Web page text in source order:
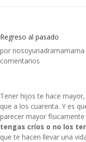
Regreso al pasado
por nosoyunadramamama
comentarios
Tener hijos te hace
que a los cuarenta. Y es
parecer mayor
tengas críos o no los
que te hacen llevar una